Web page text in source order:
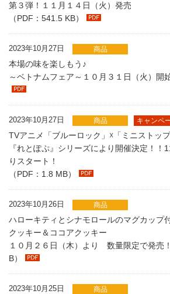
第３弾！１１月１４日（火）発売
（PDF：541.5 KB）
2023年10月27日 商品
本場の味を楽しもう♪
～ベトナムフェア～１０月３１日（火）開
2023年10月27日 商品 キャンペ
TVアニメ「ブルーロック」☓「ミニストッ
『れとぽぷ』シリーズにより開催決定！！
りスタート！
（PDF：1.8 MB）
2023年10月26日 商品
ハローキティとシナモロールのマグカップ
クッキー＆ココアクッキー
１０月２６日（木）より 数量限定で発売
B）
2023年10月25日 商品